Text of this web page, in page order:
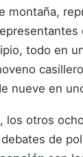
montaña,
todo en
nueve en
los otros
de